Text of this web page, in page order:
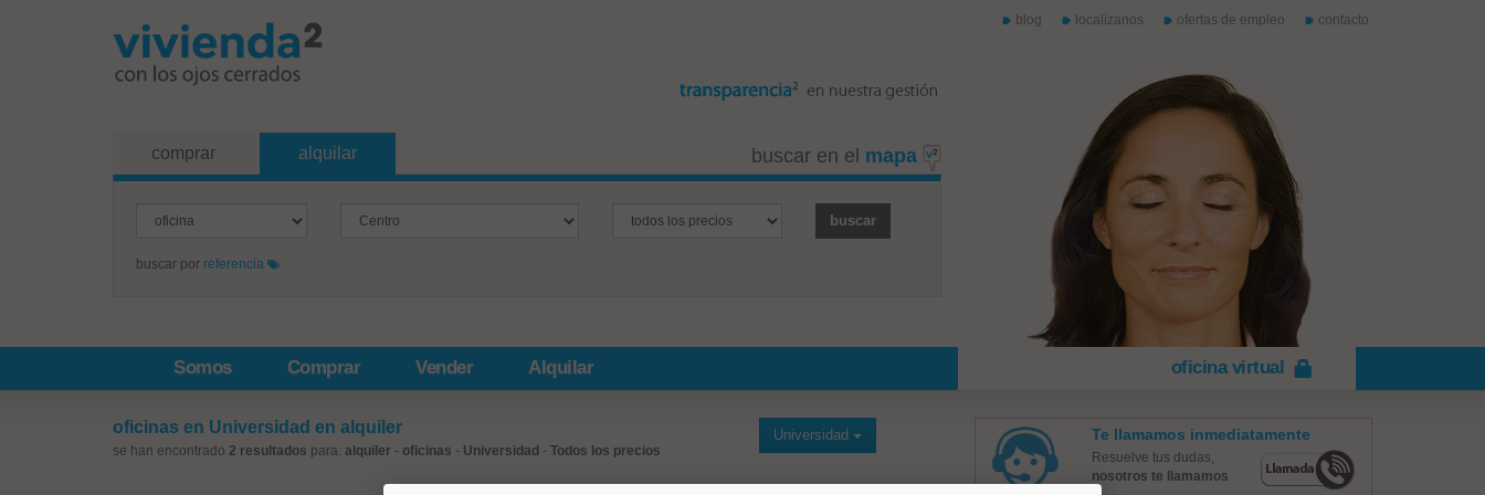
blog localízanos ofertas de empleo contacto
buscar en el mapa
comprar alquilar
buscar por referencia
Somos Comprar Vender Alquilar oficina virtual
oficinas en Universidad en alquiler
se han encontrado 2 resultados para: alquiler - oficinas - Universidad - Todos los precios
Universidad Te llamamos inmediatamente
Resuelve tus dudas,
nosotros te llamamos